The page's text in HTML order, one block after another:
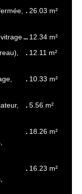
26.03 m²
12.34 m²
12.11 m²
10.33 m²
5.56 m²
18.26 m²
16.23 m²